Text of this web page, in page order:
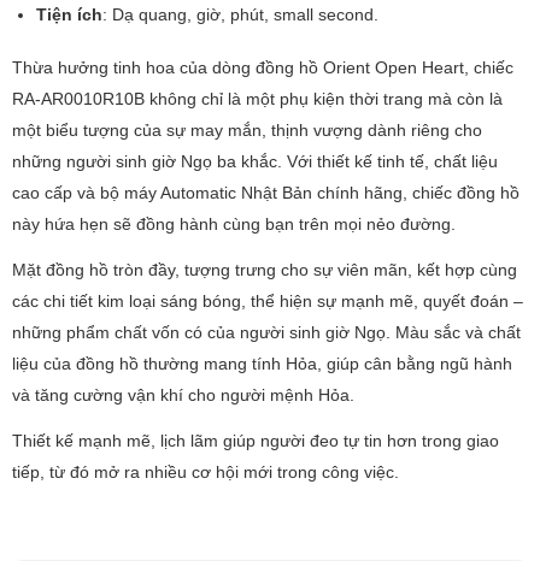
Tiện ích: Dạ quang, giờ, phút, small second.
Thừa hưởng tinh hoa của dòng đồng hồ Orient Open Heart, chiếc
RA-AR0010R10B không chỉ là một phụ kiện thời trang mà còn là
một biểu tượng của sự may mắn, thịnh vượng dành riêng cho
những người sinh giờ Ngọ ba khắc. Với thiết kế tinh tế, chất liệu
cao cấp và bộ máy Automatic Nhật Bản chính hãng, chiếc đồng hồ
này hứa hẹn sẽ đồng hành cùng bạn trên mọi nẻo đường.
Mặt đồng hồ tròn đầy, tượng trưng cho sự viên mãn, kết hợp cùng
các chi tiết kim loại sáng bóng, thể hiện sự mạnh mẽ, quyết đoán –
những phẩm chất vốn có của người sinh giờ Ngọ. Màu sắc và chất
liệu của đồng hồ thường mang tính Hỏa, giúp cân bằng ngũ hành
và tăng cường vận khí cho người mệnh Hỏa.
Thiết kế mạnh mẽ, lịch lãm giúp người đeo tự tin hơn trong giao
tiếp, từ đó mở ra nhiều cơ hội mới trong công việc.